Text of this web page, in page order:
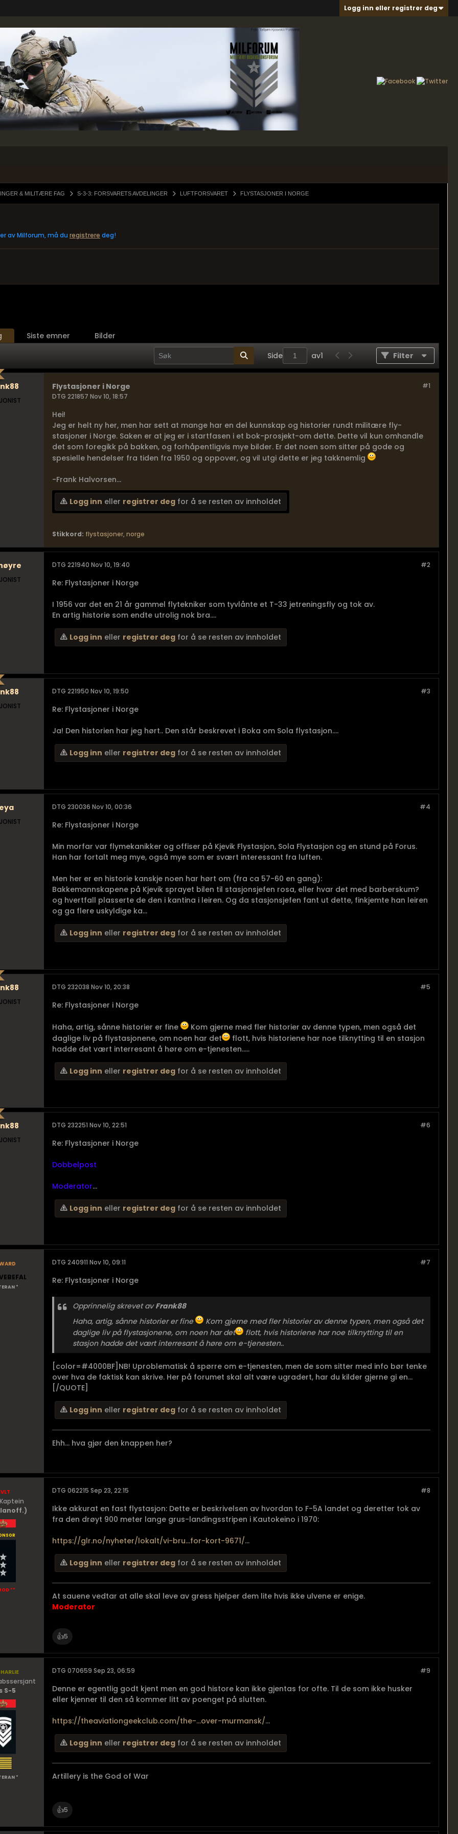
Logg inn eller registrer deg
& MILITÆRE FAG S-3-3: FORSVARETS AVDELINGER LUFTFORSVARET FLYSTASJONER I NORGE
av Milforum, må du registrere deg!
Siste emner
Bilder
Side
av1 Filter
#1
Flystasjoner i Norge
DTG 221857 Nov 10, 18:57
Hei!
Jeg er helt ny her, men har sett at mange har en del kunnskap og historier rundt militære fly-
stasjoner i Norge. Saken er at jeg er i startfasen i et bok-prosjekt-om dette. Dette vil kun omhandle
det som foregikk på bakken, og forhåpentligvis mye bilder. Er det noen som sitter på gode og
spesielle hendelser fra tiden fra 1950 og oppover, og vil utgi dette er jeg takknemlig
-Frank Halvorsen...
Logg inn eller registrer deg for å se resten av innholdet
Stikkord: flystasjoner, norge
#2
DTG 221940 Nov 10, 19:40
Re: Flystasjoner i Norge
I 1956 var det en 21 år gammel flytekniker som tyvlånte et T-33 jetreningsfly og tok av.
En artig historie som endte utrolig nok bra....
Logg inn eller registrer deg for å se resten av innholdet
#3
DTG 221950 Nov 10, 19:50
Re: Flystasjoner i Norge
Ja! Den historien har jeg hørt.. Den står beskrevet i Boka om Sola flystasjon....
Logg inn eller registrer deg for å se resten av innholdet
#4
DTG 230036 Nov 10, 00:36
Re: Flystasjoner i Norge
Min morfar var flymekanikker og offiser på Kjevik Flystasjon, Sola Flystasjon og en stund på Forus.
Han har fortalt meg mye, også mye som er svært interessant fra luften.
Men her er en historie kanskje noen har hørt om (fra ca 57-60 en gang):
Bakkemannskapene på Kjevik sprayet bilen til stasjonsjefen rosa, eller hvar det med barberskum?
og hvertfall plasserte de den i kantina i leiren. Og da stasjonsjefen fant ut dette, finkjemte han leiren
og ga flere uskyldige ka...
Logg inn eller registrer deg for å se resten av innholdet
#5
DTG 232038 Nov 10, 20:38
Re: Flystasjoner i Norge
Haha, artig, sånne historier er fine
Kom gjerne med fler historier av denne typen, men også det
daglige liv på flystasjonene, om noen har det
flott, hvis historiene har noe tilknytting til en stasjon
hadde det vært interresant å høre om e-tjenesten.....
Logg inn eller registrer deg for å se resten av innholdet
#6
DTG 232251 Nov 10, 22:51
Re: Flystasjoner i Norge
Dobbelpost
Moderator...
Logg inn eller registrer deg for å se resten av innholdet
*
#7
DTG 240911 Nov 10, 09:11
Re: Flystasjoner i Norge
Opprinnelig skrevet avFrank88
Haha, artig, sånne historier er fine
Kom gjerne med fler historier av denne typen, men også det
daglige liv på flystasjonene, om noen har det
flott, hvis historiene har noe tilknytting til en
stasjon hadde det vært interresant å høre om e-tjenesten..
[color=#4000BF]NB! Uproblematisk å spørre om e-tjenesten, men de som sitter med info bør tenke
over hva de faktisk kan skrive. Her på forumet skal alt være ugradert, har du kilder gjerne gi en...
[/QUOTE]
Logg inn eller registrer deg for å se resten av innholdet
Ehh... hva gjør den knappen her?
**
#8
DTG 062215 Sep 23, 22:15
Ikke akkurat en fast flystasjon: Dette er beskrivelsen av hvordan to F-5A landet og deretter tok av
fra den drøyt 900 meter lange grus-landingsstripen i Kautokeino i 1970:
https://glr.no/nyheter/lokalt/vi-bru...for-kort-9671/...
Logg inn eller registrer deg for å se resten av innholdet
At sauene vedtar at alle skal leve av gress hjelper dem lite hvis ikke ulvene er enige.
Moderator
👍5
S-5
*
#9
DTG 070659 Sep 23, 06:59
Denne er egentlig godt kjent men en god histore kan ikke gjentas for ofte. Til de som ikke husker
eller kjenner til den så kommer litt av poenget på slutten.
https://theaviationgeekclub.com/the-...over-murmansk/...
Logg inn eller registrer deg for å se resten av innholdet
Artillery is the God of War
👍5